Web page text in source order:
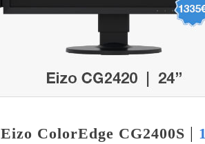
Eizo ColorEdge CG2400S |